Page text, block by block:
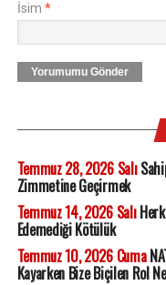
İsim *
Yorumumu Gönder
Temmuz 28, 2026 Salı
Zimmetine Geçirmek
Temmuz 14, 2026 Salı
Edemediği Kötülük
Temmuz 10, 2026 Cuma
Kayarken Bize Biçilen Rol